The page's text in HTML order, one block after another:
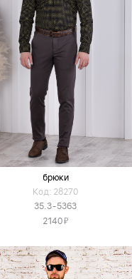
брюки
Код: 28270
35.3-5363
2140Я